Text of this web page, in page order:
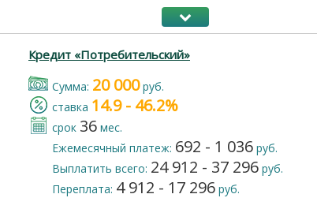
Кредит «Потребительский»
Cумма: 20 000руб.
cтавка 14.9 - 46.2%
срок 36 мес.
Ежемесячный платеж: 692 - 1 036 руб.
Выплатить всего: 24 912 - 37 296 руб.
Переплата: 4 912 - 17 296 руб.